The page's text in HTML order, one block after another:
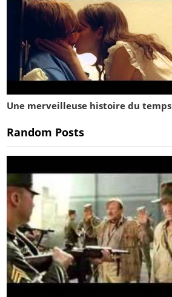
Une merveilleuse histoire du temps
Random Posts